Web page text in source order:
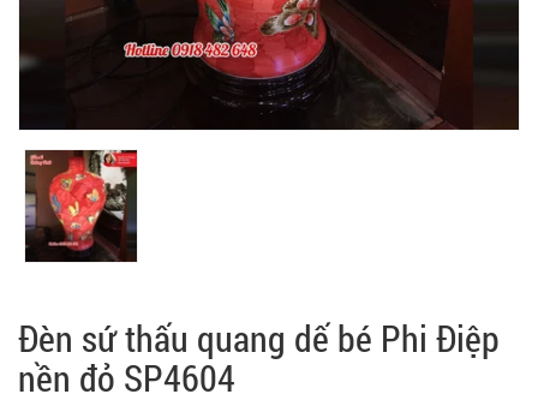
Đèn sứ thấu quang dế bé Phi Điệp
nền đỏ SP4604